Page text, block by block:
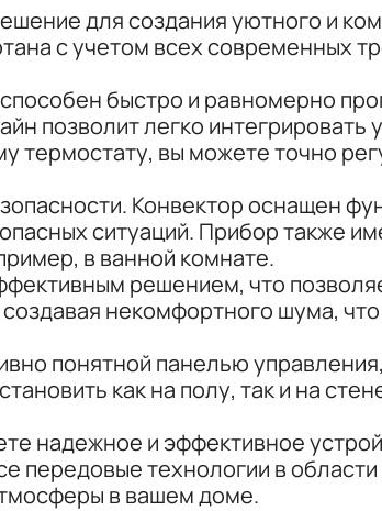
для создания уютного и
с учетом всех современных
быстро и равномерно
позволит легко
термостату, вы можете точно
Конвектор оснащен
ситуаций. Прибор также
в ванной комнате.
решением, что
некомфортного шума,
понятной панелью
как на полу, так и на
надежное и эффективное
передовые технологии в
в вашем доме.